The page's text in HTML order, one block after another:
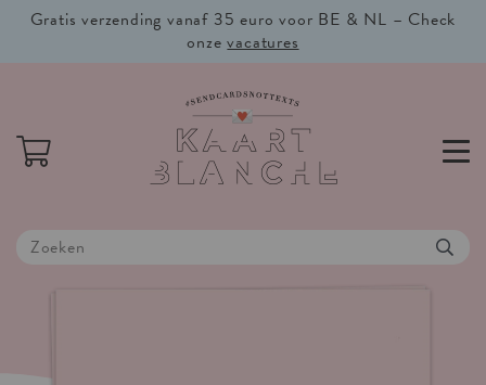
Gratis verzending vanaf 35 euro voor BE & NL – Check
onzevacatures